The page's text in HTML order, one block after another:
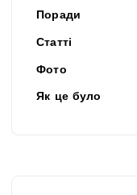
Поради
Статті
Фото
Як це було